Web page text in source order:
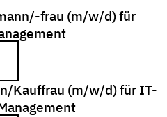
frau (m/w/d) für
Kauffrau (m/w/d) für IT-